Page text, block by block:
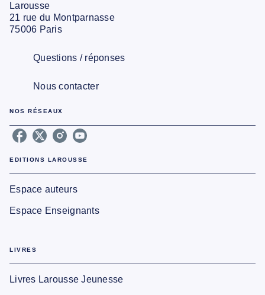
Larousse
21 rue du Montparnasse
75006 Paris
Questions / réponses
Nous contacter
NOS RÉSEAUX
EDITIONS LAROUSSE
Espace auteurs
Espace Enseignants
LIVRES
Livres Larousse Jeunesse